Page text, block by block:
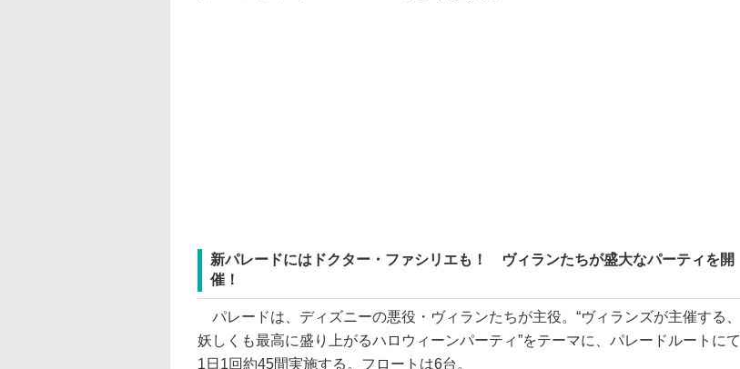
新パレードにはドクター・ファシリエも！ ヴィランたちが盛大なパーティを開
催！
パレードは、ディズニーの悪役・ヴィランたちが主役。“ヴィランズが主催する、
妖しくも最高に盛り上がるハロウィーンパーティ”をテーマに、パレードルートにて
1日1回約45間実施する。フロートは6台。